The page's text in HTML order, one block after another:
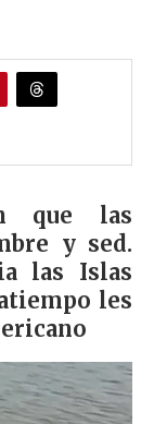
que las
y sed.
las Islas
les